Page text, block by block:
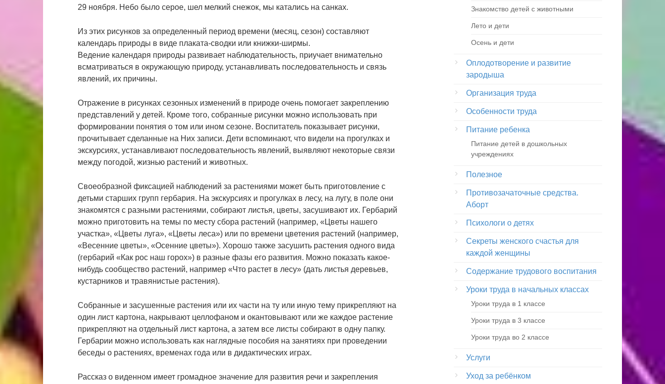
29 ноября. Небо было серое, шел мелкий снежок, мы катались на санках.
Из этих рисунков за определенный период времени (месяц, сезон) составляют
календарь природы в виде плаката-сводки или книжки-ширмы.
Ведение календаря природы развивает наблюдательность, приучает внимательно
всматриваться в окружающую природу, устанавливать последовательность и связь
явлений, их причины.
Отражение в рисунках сезонных изменений в природе очень помогает закреплению
представлений у детей. Кроме того, собранные рисунки можно использовать при
формировании понятия о том или ином сезоне. Воспитатель показывает рисунки,
прочитывает сделанные на Них записи. Дети вспоминают, что видели на прогулках и
экскурсиях, устанавливают последовательность явлений, выявляют некоторые связи
между погодой, жизнью растений и животных.
Своеобразной фиксацией наблюдений за растениями может быть приготовление с
детьми старших групп гербария. На экскурсиях и прогулках в лесу, на лугу, в поле они
знакомятся с разными растениями, собирают листья, цветы, засушивают их. Гербарий
можно приготовить на темы по месту сбора растений (например, «Цветы нашего
участка», «Цветы луга», «Цветы леса») или по времени цветения растений (например,
«Весенние цветы», «Осенние цветы»). Хорошо также засушить растения одного вида
(гербарий «Как рос наш горох») в разные фазы его развития. Можно показать какое-
нибудь сообщество растений, например «Что растет в лесу» (дать листья деревьев,
кустарников и травянистые растения).
Собранные и засушенные растения или их части на ту или иную тему прикрепляют на
один лист картона, накрывают целлофаном и окантовывают или же каждое растение
прикрепляют на отдельный лист картона, а затем все листы собирают в одну папку.
Гербарии можно использовать как наглядные пособия на занятиях при проведении
беседы о растениях, временах года или в дидактических играх.
Рассказ о виденном имеет громадное значение для развития речи и закрепления
Знакомство детей с животными
Лето и дети
Осень и дети
Оплодотворение и развитие
зародыша
Организация труда
Особенности труда
Питание ребенка
Питание детей в дошкольных
учреждениях
Полезное
Противозачаточные средства.
Аборт
Психологи о детях
Секреты женского счастья для
каждой женщины
Содержание трудового воспитания
Уроки труда в начальных классах
Уроки труда в 1 классе
Уроки труда в 3 классе
Уроки труда во 2 классе
Услуги
Уход за ребёнком